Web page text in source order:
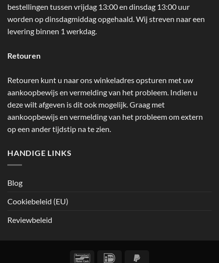
bestellingen tussen vrijdag 13:00 en dinsdag 13:00 uur
worden op dinsdagmiddag opgehaald. Wij streven naar een
levering binnen 1 werkdag.
Retouren
Retouren kunt u naar ons winkeladres opsturen met uw
aankoopbewijs en vermelding van het probleem. Indien u
deze wilt afgeven is dit ook mogelijk. Graag met
aankoopbewijs en vermelding van het probleem om extern
op een ander tijdstip na te zien.
HANDIGE LINKS
Blog
Cookiebeleid (EU)
Reviewbeleid
BancontactIDeal